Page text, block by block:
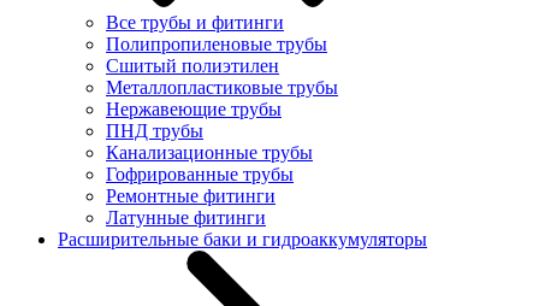
Все трубы и фитинги
Полипропиленовые трубы
Сшитый полиэтилен
Металлопластиковые трубы
Нержавеющие трубы
ПНД трубы
Канализационные трубы
Гофрированные трубы
Ремонтные фитинги
Латунные фитинги
Расширительные баки и гидроаккумуляторы